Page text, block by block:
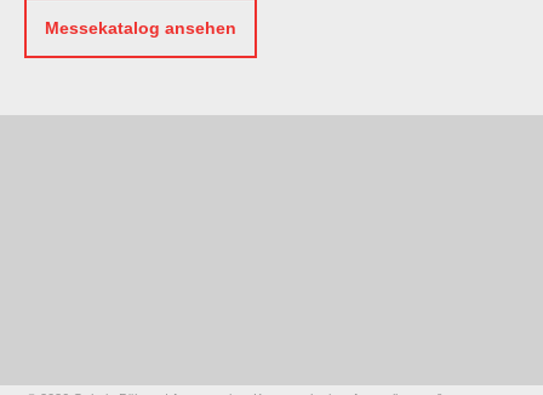
Messekatalog ansehen